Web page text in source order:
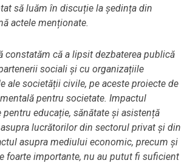
să luăm în discuție la ședința din
actele menționate.
constatăm că a lipsit dezbaterea publică
sociali și cu organizațiile
ale societății civile, pe aceste proiecte de
pentru societate. Impactul
educație, sănătate și asistență
lucrătorilor din sectorul privat și din
asupra mediului economic, precum și
foarte importante, nu au putut fi suficient